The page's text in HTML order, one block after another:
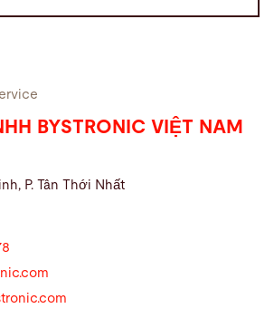
BYSTRONIC VIỆT NAM
P. Tân Thới Nhất